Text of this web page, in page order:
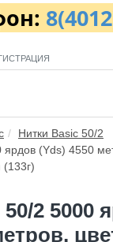
Нитки Basic 50/2
(Yds) 4550
2 5000